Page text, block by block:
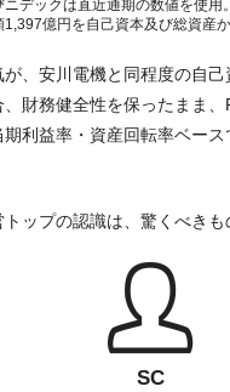
デックは直近通期の数値を使用
億円を自己資本及び総資産か
、安川電機と同程度の自
、財務健全性を保ったまま
利益率・資産回転率ベー
トップの認識は、驚くべきも
SC